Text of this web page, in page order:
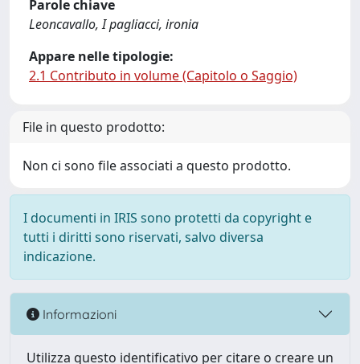
Parole chiave
Leoncavallo, I pagliacci, ironia
Appare nelle tipologie:
2.1 Contributo in volume (Capitolo o Saggio)
File in questo prodotto:
Non ci sono file associati a questo prodotto.
I documenti in IRIS sono protetti da copyright e
tutti i diritti sono riservati, salvo diversa
indicazione.
Informazioni
Utilizza questo identificativo per citare o creare un